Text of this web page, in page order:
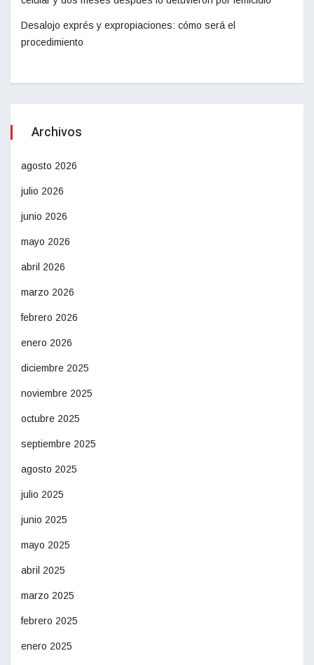
Desalojo exprés y expropiaciones: cómo será el
procedimiento
Archivos
agosto 2026
julio 2026
junio 2026
mayo 2026
abril 2026
marzo 2026
febrero 2026
enero 2026
diciembre 2025
noviembre 2025
octubre 2025
septiembre 2025
agosto 2025
julio 2025
junio 2025
mayo 2025
abril 2025
marzo 2025
febrero 2025
enero 2025